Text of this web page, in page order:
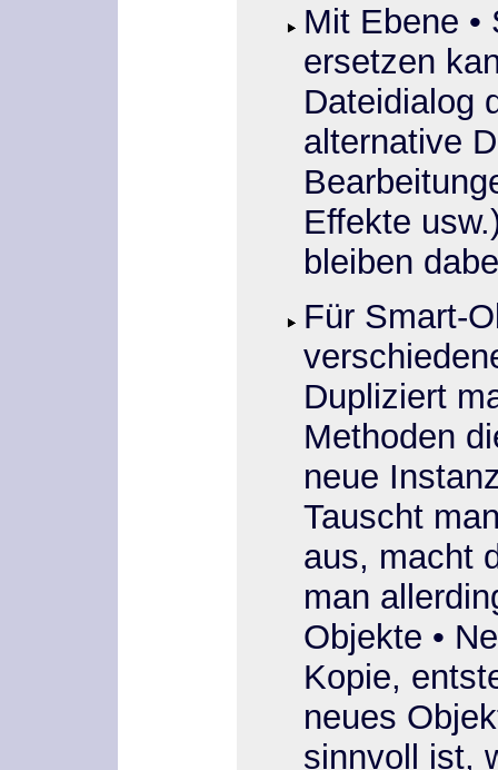
Mit Ebene •
ersetzen
Dateidialog
alternative
Effekte
bleiben
Für Smart-
Dupliziert
Methoden
neue
Tauscht
aus, macht
man
Objekte •
Kopie,
neues
sinnvoll ist,